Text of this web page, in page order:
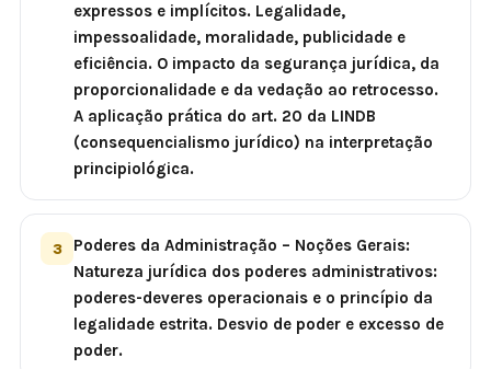
expressos e implícitos. Legalidade,
impessoalidade, moralidade, publicidade e
eficiência. O impacto da segurança jurídica, da
proporcionalidade e da vedação ao retrocesso.
A aplicação prática do art. 20 da LINDB
(consequencialismo jurídico) na interpretação
principiológica.
3
Poderes da Administração – Noções Gerais:
Natureza jurídica dos poderes administrativos:
poderes-deveres operacionais e o princípio da
legalidade estrita. Desvio de poder e excesso de
poder.